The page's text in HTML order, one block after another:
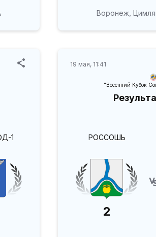
Воронеж,
1
19 мая, 11:41
"Весенний Кубок
РОССОШЬ
2